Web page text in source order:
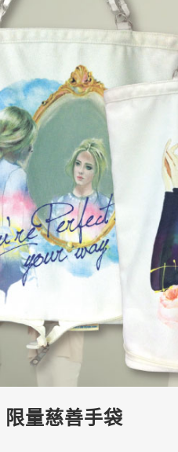
限量慈善手袋